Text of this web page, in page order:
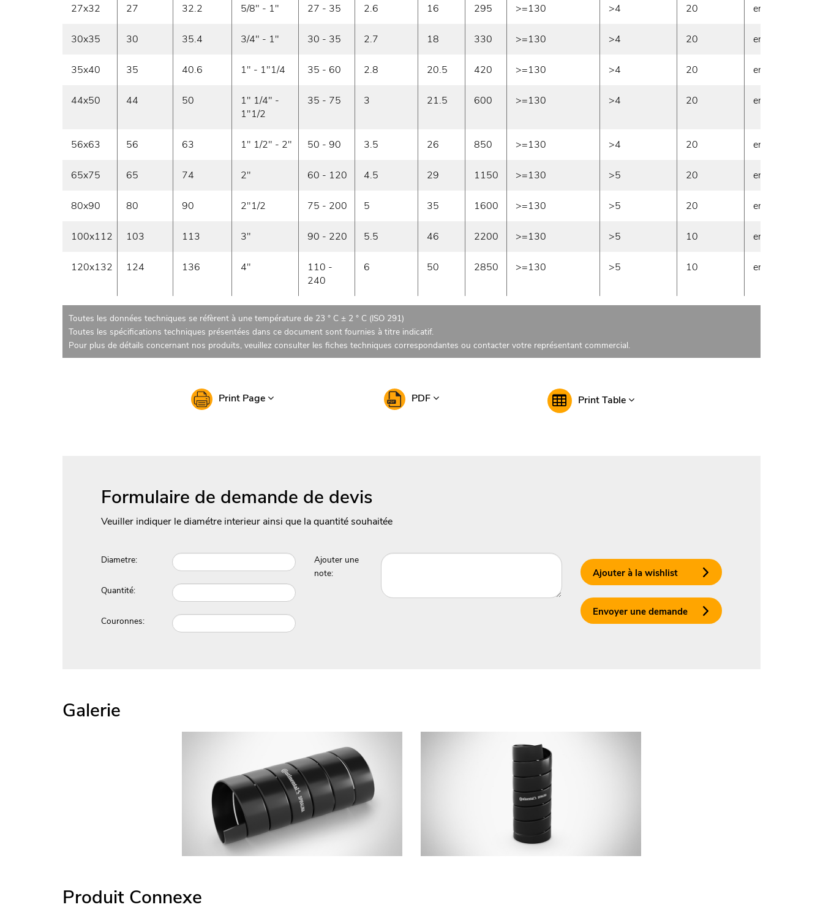
27x32 27 32.2 5/8" - 1" 27 - 35 2.6 16 295 >=130 >4 20 en stock
30x35 30 35.4 3/4" - 1" 30 - 35 2.7 18 330 >=130 >4 20 en stock
35x40 35 40.6 1" - 1"1/4 35 - 60 2.8 20.5 420 >=130 >4 20 en stock
44x50 44 50
1" 1/4" -
1"1/2
35 - 75 3 21.5 600 >=130 >4 20 en stock
56x63 56 63 1" 1/2" - 2" 50 - 90 3.5 26 850 >=130 >4 20 en stock
65x75 65 74 2" 60 - 120 4.5 29 1150 >=130 >5 20 en stock
80x90 80 90 2"1/2 75 - 200 5 35 1600 >=130 >5 20 en stock
100x112 103 113 3" 90 - 220 5.5 46 2200 >=130 >5 10 en stock
120x132 124 136 4"
110 -
240
6 50 2850 >=130 >5 10 en stock
Toutes les données techniques se réfèrent à une température de 23 ° C ± 2 ° C (ISO 291)
Toutes les spécifications techniques présentées dans ce document sont fournies à titre indicatif.
Pour plus de détails concernant nos produits, veuillez consulter les fiches techniques correspondantes ou contacter votre représentant commercial.
Print Page PDF Print Table
Formulaire de demande de devis
Veuiller indiquer le diamétre interieur ainsi que la quantité souhaitée
Diametre:
Quantité:
Couronnes:
Ajouter une
note:
Ajouter à la wishlist
Envoyer une demande
Galerie
Produit Connexe